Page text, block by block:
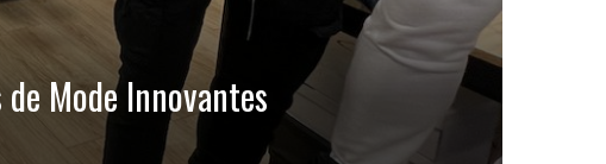
Mode Innovantes